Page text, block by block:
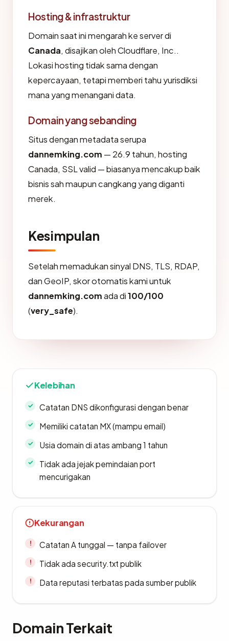
Hosting & infrastruktur
Domain saat ini mengarah ke server di
Canada, disajikan oleh Cloudflare, Inc..
Lokasi hosting tidak sama dengan
kepercayaan, tetapi memberi tahu yurisdiksi
mana yang menangani data.
Domain yang sebanding
Situs dengan metadata serupa
dannemking.com — 26.9 tahun, hosting
Canada, SSL valid — biasanya mencakup baik
bisnis sah maupun cangkang yang diganti
merek.
Kesimpulan
Setelah memadukan sinyal DNS, TLS, RDAP,
dan GeoIP, skor otomatis kami untuk
dannemking.comada di100/100
(very_safe).
Kelebihan
Catatan DNS dikonfigurasi dengan benar
Memiliki catatan MX (mampu email)
Usia domain di atas ambang 1 tahun
Tidak ada jejak pemindaian port
mencurigakan
Kekurangan
Catatan A tunggal — tanpa failover
Tidak ada security.txt publik
Data reputasi terbatas pada sumber publik
Domain Terkait